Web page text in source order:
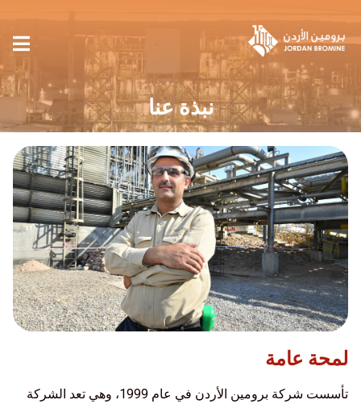
نبذة عنا
لمحة عامة
تأسست شركة برومين الأردن في عام 1999، وهي تعد الشركة